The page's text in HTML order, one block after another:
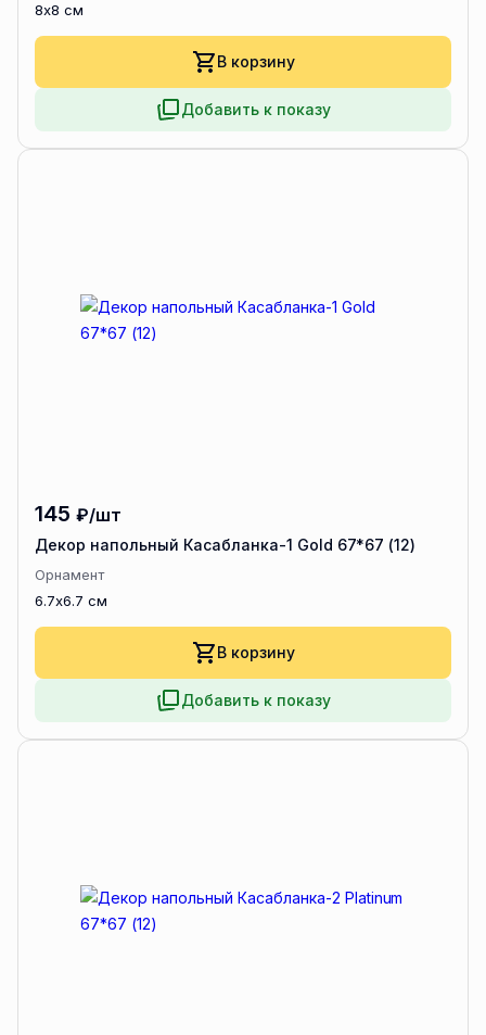
8x8 см
В корзину
Добавить к показу
145 ₽/шт
Декор напольный Касабланка-1 Gold 67*67 (12)
Орнамент
6.7x6.7 см
В корзину
Добавить к показу